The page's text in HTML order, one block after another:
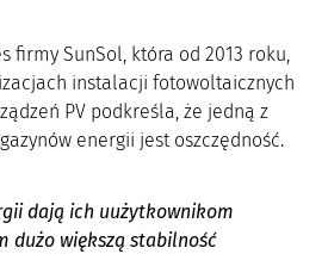
firmy SunSol, która od 2013 roku,
instalacji fotowoltaicznych
PV podkreśla, że jedną z
energii jest oszczędność.
dają ich uużytkownikom
dużo większą stabilność